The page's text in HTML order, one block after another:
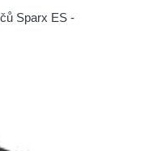
Sparx ES -